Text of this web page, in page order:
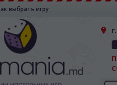
выбрать игру